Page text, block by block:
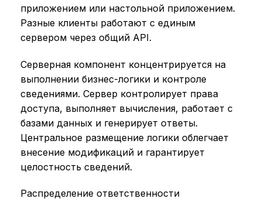
приложением или настольной приложением.
Разные клиенты работают с единым
сервером через общий API.
Серверная компонент концентрируется на
выполнении бизнес-логики и контроле
сведениями. Сервер контролирует права
доступа, выполняет вычисления, работает с
базами данных и генерирует ответы.
Центральное размещение логики облегчает
внесение модификаций и гарантирует
целостность сведений.
Распределение ответственности